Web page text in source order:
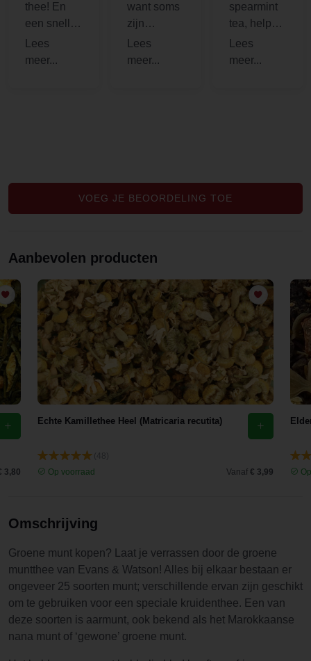
thee! En
een snelle
en fijne
service,
want soms
zijn
bedrijven
nogal sluw.
spearmint
tea, helps
me with
hormonal
VOEG JE BEOORDELING TOE
Aanbevolen producten
3,80
Echte Kamillethee Heel (Matricaria recutita)
Op voorraad
Vanaf € 3,99
Omschrijving
Groene munt kopen? Laat je verrassen door de groene
muntthee van Evans & Watson! Alles bij elkaar bestaan er
ongeveer 25 soorten munt; verschillende ervan zijn geschikt
om te gebruiken voor een speciale kruidenthee. Een van
deze soorten is aarmunt, ook bekend als het Marokkaanse
nana munt of ‘gewone’ groene munt.